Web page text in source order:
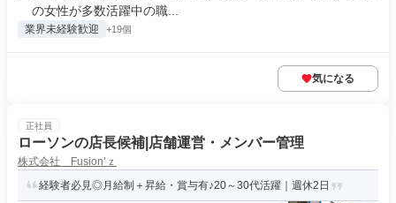
の女性が多数活躍中の職...
業界未経験歓迎 +19個
気になる
正社員
ローソンの店長候補|店舗運営・メンバー管理
株式会社 Fusion’ｚ
経験者必見◎月給制＋昇給・賞与有♪20～30代活躍｜週休2日